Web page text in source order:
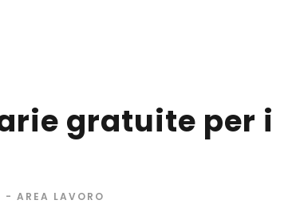
gratuite per i
- AREA LAVORO